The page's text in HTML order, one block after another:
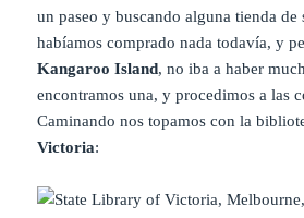
un paseo y buscando alguna tienda
habíamos comprado nada todavía, y
Kangaroo Island, no iba a haber
encontramos una, y procedimos a las
Caminando nos topamos con la
Victoria: